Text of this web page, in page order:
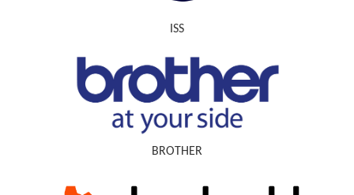
ISS
BROTHER